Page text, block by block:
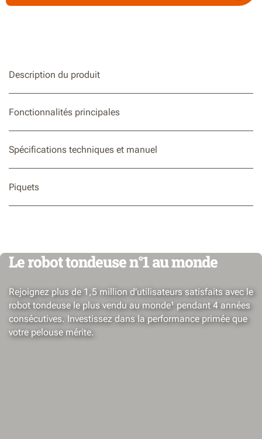
Description du produit
Fonctionnalités principales
Spécifications techniques et manuel
Piquets
Le robot tondeuse n°1 au monde
Rejoignez plus de 1,5 million d’utilisateurs satisfaits avec le
robot tondeuse le plus vendu au monde¹ pendant 4 années
consécutives. Investissez dans la performance primée que
votre pelouse mérite.